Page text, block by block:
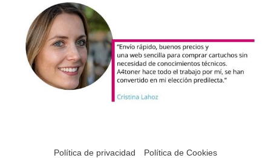
Política de privacidad
Política de Cookies